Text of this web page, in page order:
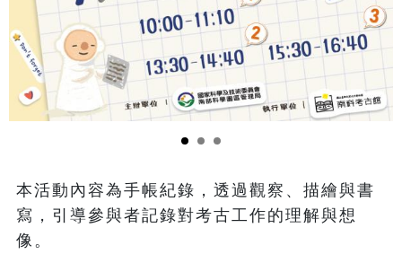
本活動內容為手帳紀錄，透過觀察、描繪與書
寫，引導參與者記錄對考古工作的理解與想
像。